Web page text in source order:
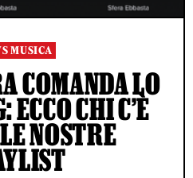
MUSICA
COMANDA LO
CHI C’È
NOSTRE